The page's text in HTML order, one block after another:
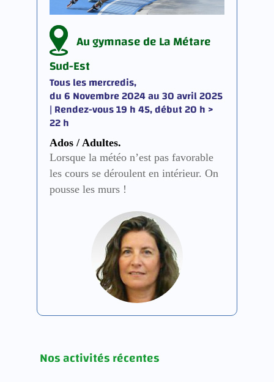
Au gymnase de La Métare
Sud-Est
Tous les mercredis,
du 6 Novembre 2024 au 30 avril 2025
| Rendez-vous 19 h 45, début 20 h >
22 h
Ados / Adultes.
Lorsque la météo n’est pas favorable
les cours se déroulent en intérieur. On
pousse les murs !
Nos activités récentes